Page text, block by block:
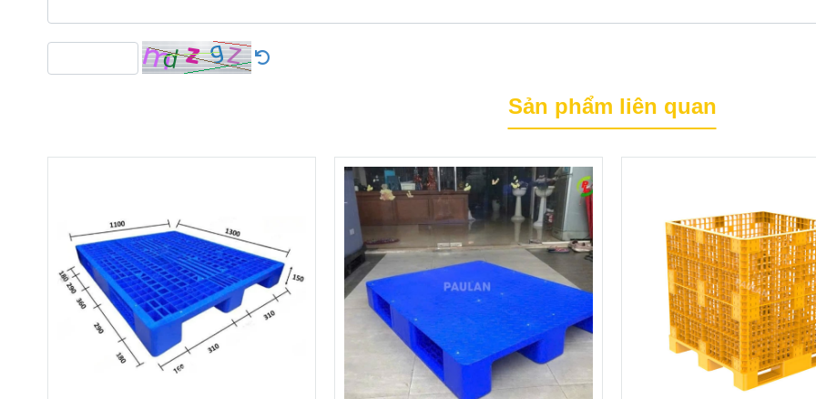
Sản phẩm liên quan